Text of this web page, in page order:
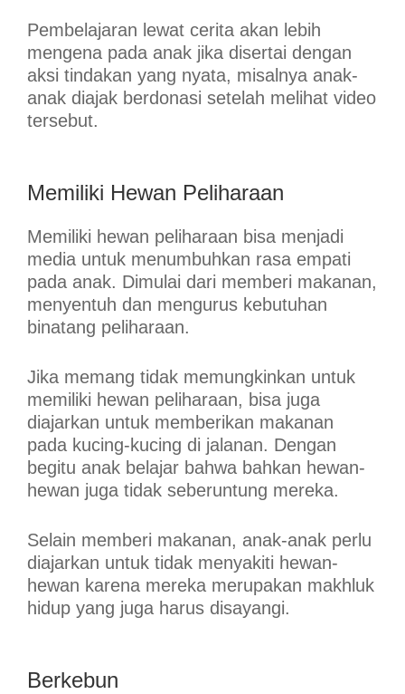
Pembelajaran lewat cerita akan lebih
mengena pada anak jika disertai dengan
aksi tindakan yang nyata, misalnya anak-
anak diajak berdonasi setelah melihat video
tersebut.
Memiliki Hewan Peliharaan
Memiliki hewan peliharaan bisa menjadi
media untuk menumbuhkan rasa empati
pada anak. Dimulai dari memberi makanan,
menyentuh dan mengurus kebutuhan
binatang peliharaan.
Jika memang tidak memungkinkan untuk
memiliki hewan peliharaan, bisa juga
diajarkan untuk memberikan makanan
pada kucing-kucing di jalanan. Dengan
begitu anak belajar bahwa bahkan hewan-
hewan juga tidak seberuntung mereka.
Selain memberi makanan, anak-anak perlu
diajarkan untuk tidak menyakiti hewan-
hewan karena mereka merupakan makhluk
hidup yang juga harus disayangi.
Berkebun